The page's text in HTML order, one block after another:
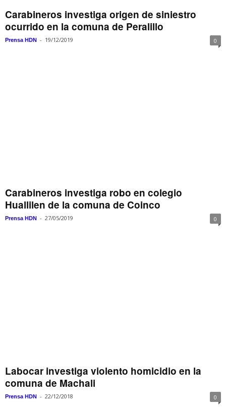
Carabineros investiga origen de siniestro
ocurrido en la comuna de Peralillo
Prensa HDN - 19/12/2019 0
Carabineros investiga robo en colegio
Huallilen de la comuna de Coinco
Prensa HDN - 27/05/2019 0
Labocar investiga violento homicidio en la
comuna de Machali
Prensa HDN - 22/12/2018 0